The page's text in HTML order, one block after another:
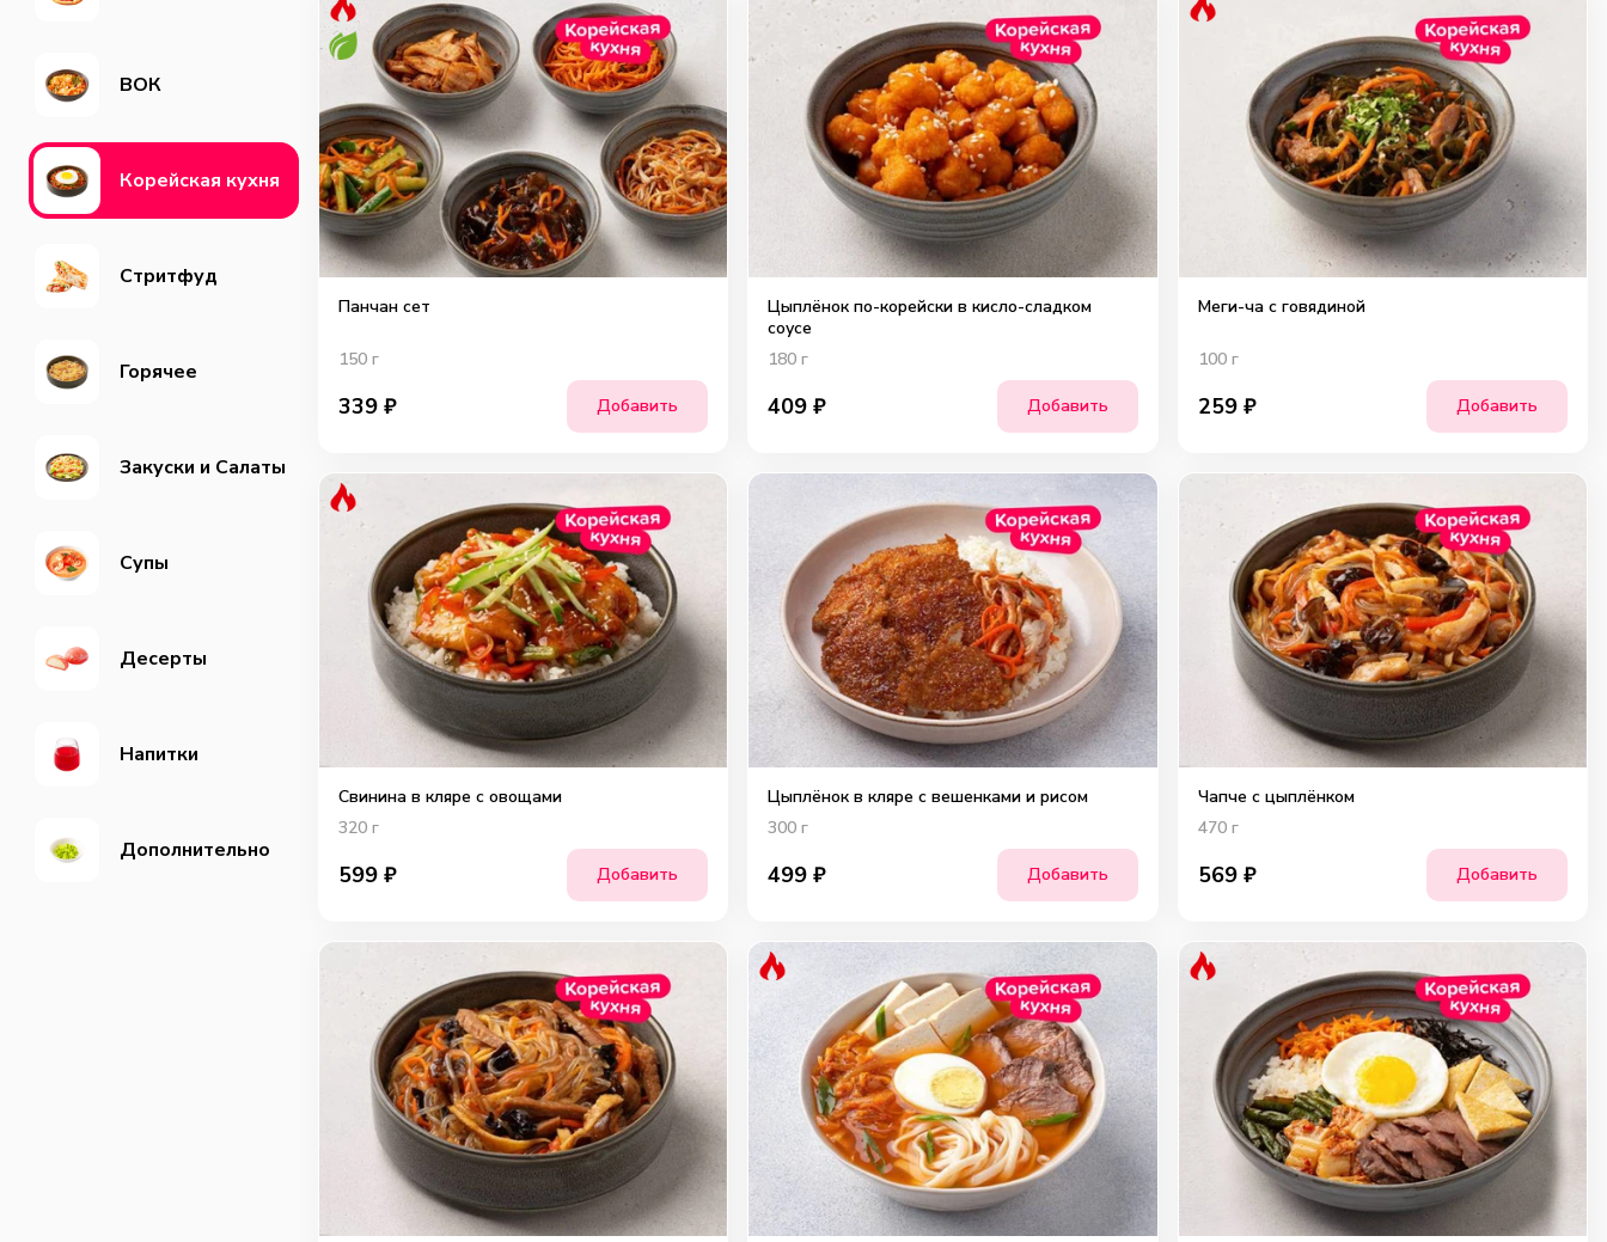
ВОК
Корейская кухня
Cтритфуд
Горячее
Закуски и Салаты
Супы
Десерты
Напитки
Дополнительно
Панчан сет
150 г
339 ₽ Добавить
Цыплёнок по-корейски в кисло-сладком
соусе
180 г
409₽ Добавить
Меги-ча с говядиной
100г
259 ₽ Добавить
Свинина в кляре с овощами
320 г
599 ₽ Добавить
Цыплёнок в кляре с вешенками и рисом
300 г
499₽ Добавить
Чапче с цыплёнком
470г
569 ₽ Добавить